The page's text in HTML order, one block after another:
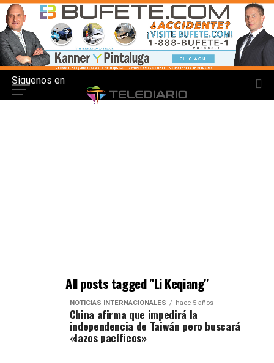
Siguenos en
All posts tagged "Li Keqiang"
NOTICIAS INTERNACIONALES hace 5 años
China afirma que impedirá la
independencia de Taiwán pero buscará
«lazos pacíficos»